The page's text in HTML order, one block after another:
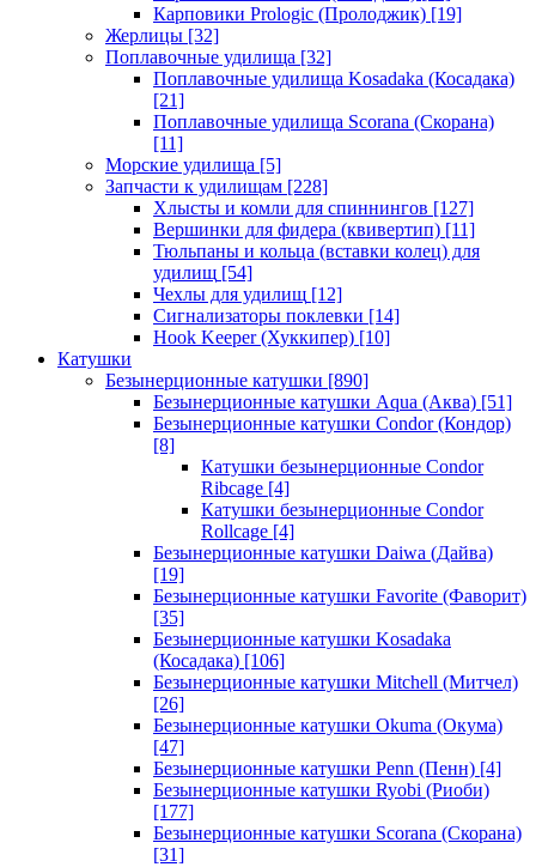
Карповики Prologic (Пролоджик) [19]
Жерлицы [32]
Поплавочные удилища [32]
Поплавочные удилища Kosadaka (Косадака)
[21]
Поплавочные удилища Scorana (Скорана)
[11]
Морские удилища [5]
Запчасти к удилищам [228]
Хлысты и комли для спиннингов [127]
Вершинки для фидера (квивертип) [11]
Тюльпаны и кольца (вставки колец) для
удилищ [54]
Чехлы для удилищ [12]
Сигнализаторы поклевки [14]
Hook Keeper (Хуккипер) [10]
Катушки
Безынерционные катушки [890]
Безынерционные катушки Aqua (Аква) [51]
Безынерционные катушки Condor (Кондор)
[8]
Катушки безынерционные Condor
Ribcage [4]
Катушки безынерционные Condor
Rollcage [4]
Безынерционные катушки Daiwa (Дайва)
[19]
Безынерционные катушки Favorite (Фаворит)
[35]
Безынерционные катушки Kosadaka
(Косадака) [106]
Безынерционные катушки Mitchell (Митчел)
[26]
Безынерционные катушки Okuma (Окума)
[47]
Безынерционные катушки Penn (Пенн) [4]
Безынерционные катушки Ryobi (Риоби)
[177]
Безынерционные катушки Scorana (Скорана)
[31]